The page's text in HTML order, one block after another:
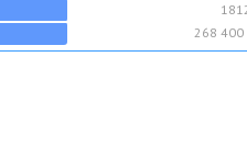
268 400